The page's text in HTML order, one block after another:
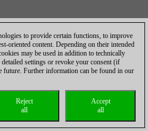
to provide certain functions, to improve
oriented content. Depending on their intended
may be used in addition to technically
detailed settings or revoke your consent (if
future. Further information can be found in our
Accept
all
Reject
all